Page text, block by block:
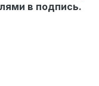
в подпись.